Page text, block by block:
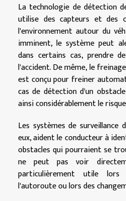
La technologie de détection
utilise des capteurs et des
l'environnement autour du
imminent, le système peut
dans certains cas, prendre
l'accident. De même, le
est conçu pour freiner
cas de détection d'un
ainsi considérablement le
Les systèmes de
eux, aident le conducteur à
obstacles qui pourraient se
ne peut pas voir
particulièrement utile
l'autoroute ou lors des